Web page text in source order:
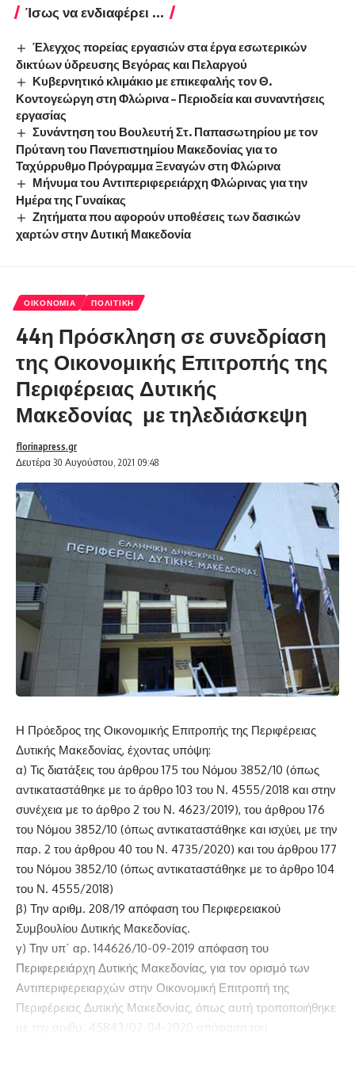
Ίσως να ενδιαφέρει ...
Έλεγχος πορείας εργασιών στα έργα εσωτερικών
δικτύων ύδρευσης Βεγόρας και Πελαργού
Κυβερνητικό κλιμάκιο με επικεφαλής τον Θ.
Κοντογεώργη στη Φλώρινα – Περιοδεία και συναντήσεις
εργασίας
Συνάντηση του Βουλευτή Στ. Παπασωτηρίου με τον
Πρύτανη του Πανεπιστημίου Μακεδονίας για το
Ταχύρρυθμο Πρόγραμμα Ξεναγών στη Φλώρινα
Μήνυμα του Αντιπεριφερειάρχη Φλώρινας για την
Ημέρα της Γυναίκας
Ζητήματα που αφορούν υποθέσεις των δασικών
χαρτών στην Δυτική Μακεδονία
ΟΙΚΟΝΟΜΊΑ ΠΟΛΙΤΙΚΉ
44η Πρόσκληση σε συνεδρίαση
της Οικονομικής Επιτροπής της
Περιφέρειας Δυτικής
Μακεδονίας με τηλεδιάσκεψη
Δευτέρα 30 Αυγούστου, 2021 09:48
florinapress.gr
Η Πρόεδρος της Οικονομικής Επιτροπής της Περιφέρειας
Δυτικής Μακεδονίας, έχοντας υπόψη:
α) Τις διατάξεις του άρθρου 175 του Νόμου 3852/10 (όπως
αντικαταστάθηκε με το άρθρο 103 του Ν. 4555/2018 και στην
συνέχεια με το άρθρο 2 του Ν. 4623/2019), του άρθρου 176
του Νόμου 3852/10 (όπως αντικαταστάθηκε και ισχύει, με την
παρ. 2 του άρθρου 40 του Ν. 4735/2020) και του άρθρου 177
του Νόμου 3852/10 (όπως αντικαταστάθηκε με το άρθρο 104
του Ν. 4555/2018)
β) Την αριθμ. 208/19 απόφαση του Περιφερειακού
Συμβουλίου Δυτικής Μακεδονίας.
γ) Την υπ΄ αρ. 144626/10-09-2019 απόφαση του
Περιφερειάρχη Δυτικής Μακεδονίας, για τον ορισμό των
Αντιπεριφερειαρχών στην Οικονομική Επιτροπή της
Περιφέρειας Δυτικής Μακεδονίας, όπως αυτή τροποποιήθηκε
με την αριθμ. 45843/02-04-2020 απόφαση του